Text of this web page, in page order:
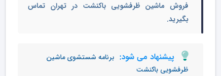
فروش ماشین ظرفشویی باکنشت در تهران تماس
بگیرید.
پیشنهاد می شود: برنامه شستشوی ماشین
ظرفشویی باکنشت